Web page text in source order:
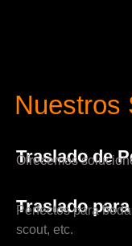
Nuestros
Traslado de
Ofrecemos
Traslado
Perfectos para
scout, etc.